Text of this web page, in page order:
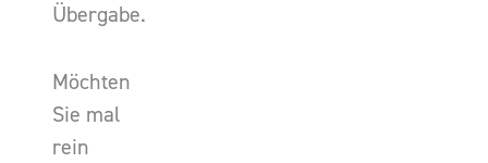
Übergabe.
Möchten
Sie mal
rein